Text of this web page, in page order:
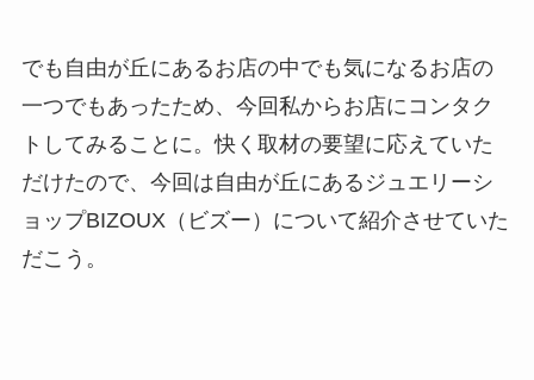
でも自由が丘にあるお店の中でも気になるお店の
一つでもあったため、今回私からお店にコンタク
トしてみることに。快く取材の要望に応えていた
だけたので、今回は自由が丘にあるジュエリーシ
ョップBIZOUX（ビズー）について紹介させていた
だこう。